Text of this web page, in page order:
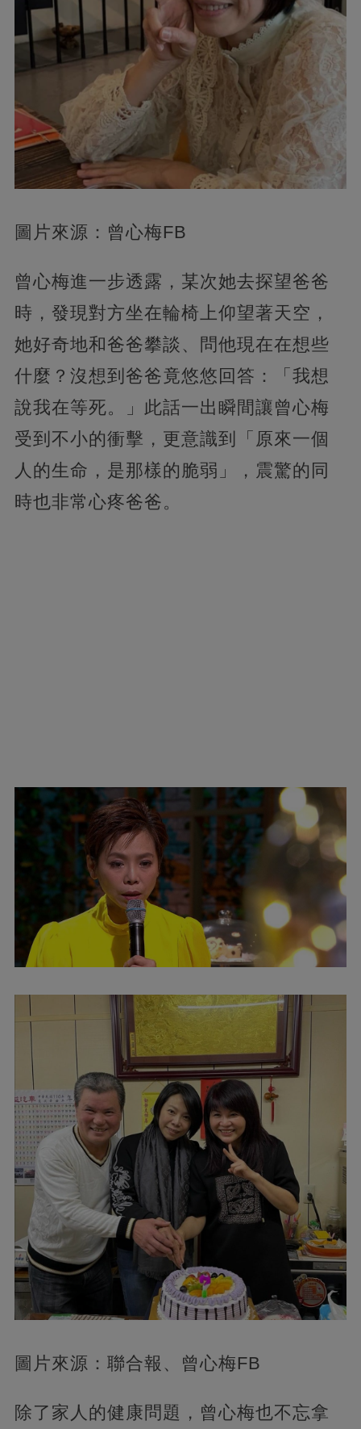
圖片來源：曾心梅FB
曾心梅進一步透露，某次她去探望爸爸
時，發現對方坐在輪椅上仰望著天空，
她好奇地和爸爸攀談、問他現在在想些
什麼？沒想到爸爸竟悠悠回答：「我想
說我在等死。」此話一出瞬間讓曾心梅
受到不小的衝擊，更意識到「原來一個
人的生命，是那樣的脆弱」，震驚的同
時也非常心疼爸爸。
圖片來源：聯合報、曾心梅FB
除了家人的健康問題，曾心梅也不忘拿